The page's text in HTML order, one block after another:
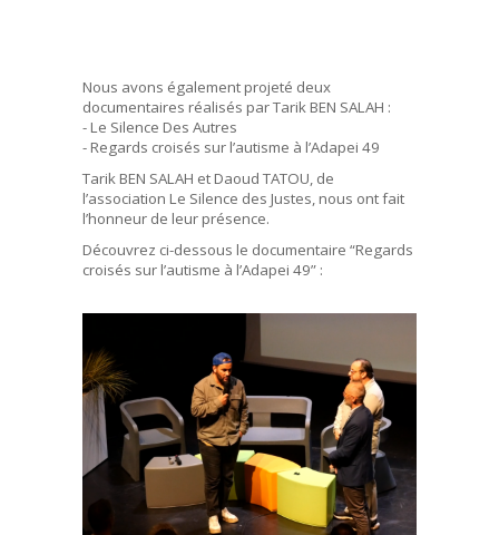
Nous avons également projeté deux
documentaires réalisés par Tarik BEN SALAH :
- Le Silence Des Autres
- Regards croisés sur l’autisme à l’Adapei 49
Tarik BEN SALAH et Daoud TATOU, de
l’association Le Silence des Justes, nous ont fait
l’honneur de leur présence.
Découvrez ci-dessous le documentaire “Regards
croisés sur l’autisme à l’Adapei 49” :